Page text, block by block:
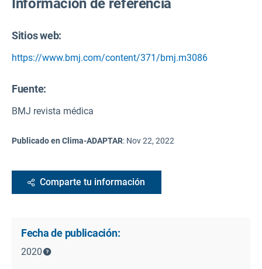
Información de referencia
Sitios web:
https://www.bmj.com/content/371/bmj.m3086
Fuente:
BMJ revista médica
Publicado en Clima-ADAPTAR: Nov 22, 2022
Comparte tu información
Fecha de publicación:
2020